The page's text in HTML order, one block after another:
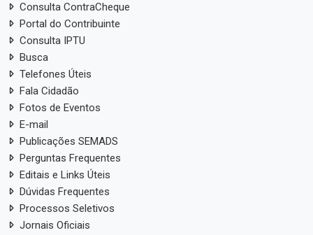
Consulta ContraCheque
Portal do Contribuinte
Consulta IPTU
Busca
Telefones Úteis
Fala Cidadão
Fotos de Eventos
E-mail
Publicações SEMADS
Perguntas Frequentes
Editais e Links Úteis
Dúvidas Frequentes
Processos Seletivos
Jornais Oficiais